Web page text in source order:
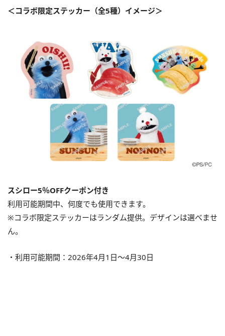
＜コラボ限定ステッカー（全5種）イメージ＞
スシロー5％OFFクーポン付き
利用可能期間中、何度でも使用できます。
※コラボ限定ステッカーはランダム提供。デザインは選べませ
ん。
・利用可能期間：2026年4月1日〜4月30日